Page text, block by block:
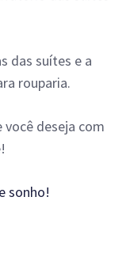
das suítes e a
rouparia.
deseja com
sonho!